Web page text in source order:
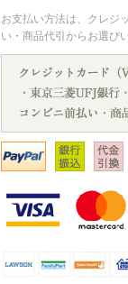
お支払い方法は、クレジ
い・商品代引からお選び